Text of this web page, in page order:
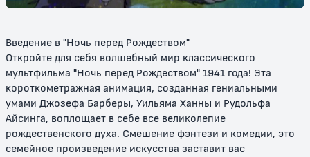
Том и Джерри в детстве
Том и Джерри: Мотор! / Том и
Джерри: Фильм
Введение в "Ночь перед Рождеством"
Откройте для себя волшебный мир классического
мультфильма "Ночь перед Рождеством" 1941 года! Эта
короткометражная анимация, созданная гениальными
умами Джозефа Барберы, Уильяма Ханны и Рудольфа
Айсинга, воплощает в себе все великолепие
рождественского духа. Смешение фэнтези и комедии, это
семейное произведение искусства заставит вас